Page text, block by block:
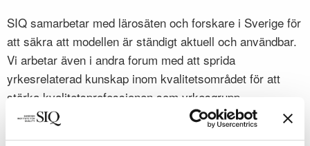
SIQ samarbetar med lärosäten och forskare i Sverige för
att säkra att modellen är ständigt aktuell och användbar.
Vi arbetar även i andra forum med att sprida
yrkesrelaterad kunskap inom kvalitetsområdet för att
stärka kvalitetsprofessionen som yrkesgrupp.
För att uppnå en hållbar utveckling krävs mer